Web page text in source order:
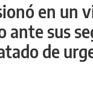
en un
ante sus
de